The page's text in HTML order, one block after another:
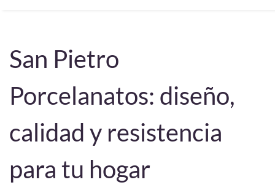
San Pietro
Porcelanatos: diseño,
calidad y resistencia
para tu hogar